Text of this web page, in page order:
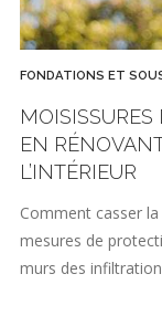
FONDATIONS ET
EN
L’INTÉRIEUR
Comment casser
mesures de
murs des